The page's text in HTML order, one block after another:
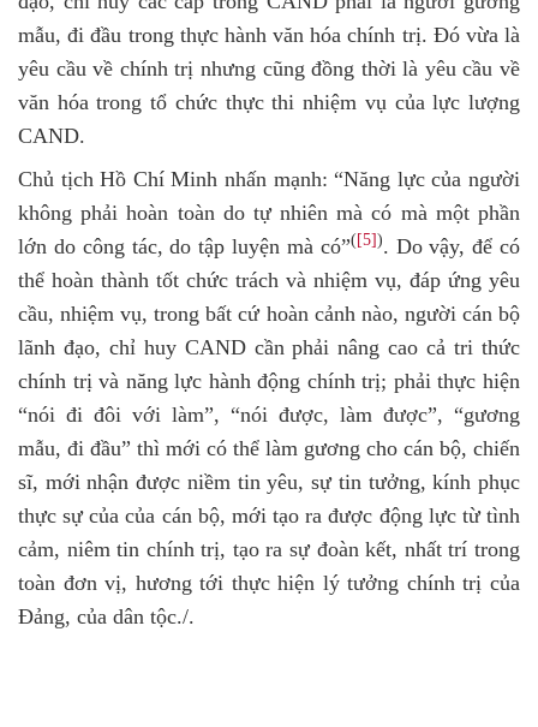
mẫu, đi đầu trong thực hành văn hóa chính trị. Đó vừa là
yêu cầu về chính trị nhưng cũng đồng thời là yêu cầu về
văn hóa trong tổ chức thực thi nhiệm vụ của lực lượng
CAND.
Chủ tịch Hồ Chí Minh nhấn mạnh: “Năng lực của người
không phải hoàn toàn do tự nhiên mà có mà một phần
lớn do công tác, do tập luyện mà có”([5]). Do vậy, để có
thể hoàn thành tốt chức trách và nhiệm vụ, đáp ứng yêu
cầu, nhiệm vụ, trong bất cứ hoàn cảnh nào, người cán bộ
lãnh đạo, chỉ huy CAND cần phải nâng cao cả tri thức
chính trị và năng lực hành động chính trị; phải thực hiện
“nói đi đôi với làm”, “nói được, làm được”, “gương
mẫu, đi đầu” thì mới có thể làm gương cho cán bộ, chiến
sĩ, mới nhận được niềm tin yêu, sự tin tưởng, kính phục
thực sự của của cán bộ, mới tạo ra được động lực từ tình
cảm, niêm tin chính trị, tạo ra sự đoàn kết, nhất trí trong
toàn đơn vị, hương tới thực hiện lý tưởng chính trị của
Đảng, của dân tộc./.